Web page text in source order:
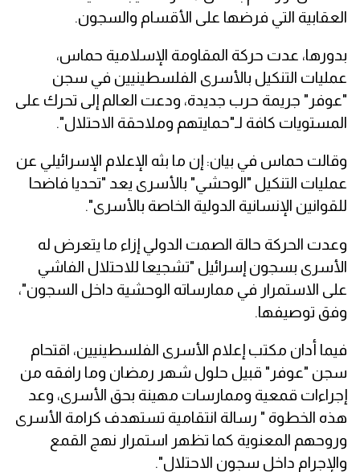
العقابية التي فرضها على الأقسام والسجون.
بدورها، عدت حركة المقاومة الإسلامية حماس،
عمليات التنكيل بالأسرى الفلسطينيين في سجن
"عوفر" جريمة حرب جديدة، ودعت العالم إلى تحرك على
المستويات كافة لـ"حمايتهم وملاحقة الاحتلال".
وقالت حماس في بيان: إن ما بثه الإعلام الإسرائيلي عن
عمليات التنكيل "الوحشي" بالأسرى يعد "تحديا فاضحا
للقوانين الإنسانية الدولية الخاصة بالأسرى".
وعدت الحركة حالة الصمت الدولي إزاء ما يتعرض له
الأسرى بسجون إسرائيل "تشجيعا للاحتلال الفاشي
على الاستمرار في ممارساته الوحشية داخل السجون"،
وفق توصيفها.
فيما أدان مكتب إعلام الأسرى الفلسطينيين، اقتحام
سجن "عوفر" قبيل حلول شهر رمضان وما رافقه من
إجراءات قمعية وممارسات مهينة بحق الأسرى، وعد
هذه الخطوة " رسالة انتقامية تستهدف كرامة الأسرى
وروحهم المعنوية كما تظهر استمرار نهج القمع
والإجرام داخل سجون الاحتلال".